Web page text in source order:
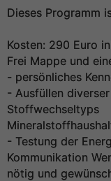
Dieses Programm
Kosten: 290 Euro
Frei Mappe und
- persönliches
- Ausfüllen
Stoffwechseltyps
- Testung der
Kommunikation
nötig und